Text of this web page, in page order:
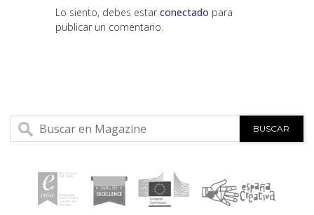
Lo siento, debes estar conectado para
publicar un comentario.
BUSCAR